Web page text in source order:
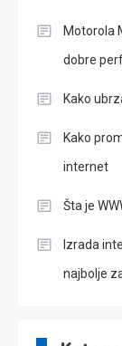
Motorola
dobre
Kako
Kako
internet
Šta je
Izrada
najbolje